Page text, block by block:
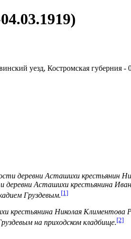
уезд, Костромская губерния
деревни Асташихи крестьянин
деревни Асташихи крестьянина
Груздевым.[1]
крестьянина Николая Климентова
на приходском кладбище.[2]